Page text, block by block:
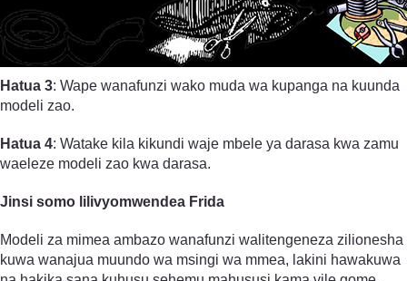
Hatua 3: Wape wanafunzi wako muda wa kupanga na kuunda
modeli zao.
Hatua 4: Watake kila kikundi waje mbele ya darasa kwa zamu
waeleze modeli zao kwa darasa.
Jinsi somo lilivyomwendea Frida
Modeli za mimea ambazo wanafunzi walitengeneza zilionesha
kuwa wanajua muundo wa msingi wa mmea, lakini hawakuwa